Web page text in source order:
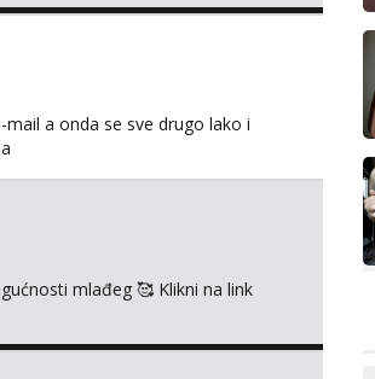
a onda se sve drugo lako i
mlađeg 🥰 Klikni na link